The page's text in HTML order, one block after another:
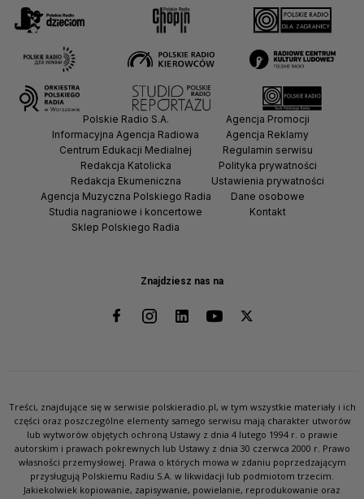
Znajdziesz nas na
Polskie Radio S.A.
Informacyjna Agencja Radiowa
Centrum Edukacji Medialnej
Redakcja Katolicka
Redakcja Ekumeniczna
Agencja Muzyczna Polskiego Radia
Studia nagraniowe i koncertowe
Sklep Polskiego Radia
Agencja Promocji
Agencja Reklamy
Regulamin serwisu
Polityka prywatności
Ustawienia prywatności
Dane osobowe
Kontakt
Treści, znajdujące się w serwisie polskieradio.pl, w tym wszystkie materiały i ich
części oraz poszczególne elementy samego serwisu mają charakter utworów
lub wytworów objętych ochroną Ustawy z dnia 4 lutego 1994 r. o prawie
autorskim i prawach pokrewnych lub Ustawy z dnia 30 czerwca 2000 r. Prawo
własności przemysłowej. Prawa o których mowa w zdaniu poprzedzającym
przysługują Polskiemu Radiu S.A. w likwidacji lub podmiotom trzecim.
Jakiekolwiek kopiowanie, zapisywanie, powielanie, reprodukowanie oraz